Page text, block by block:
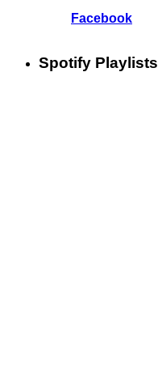
Facebook
Spotify Playlists